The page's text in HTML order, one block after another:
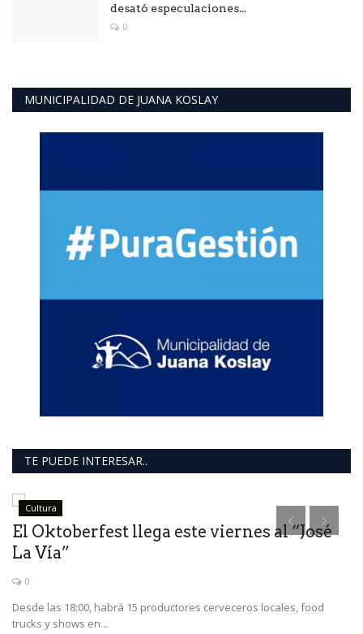
desató especulaciones...
0
MUNICIPALIDAD DE JUANA KOSLAY
TE PUEDE INTERESAR..
Cultura
El Oktoberfest llega este viernes al “José
La Vía”
0
Desde las 18:00, habrá 15 productores cerveceros locales, food
trucks y shows en...